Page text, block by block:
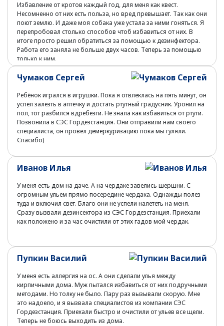
Избавление от кротов каждый год, для меня как квест.
Несомненно от них есть польза, но вред превышает. Так как они
поют землю. И даже моя собака уже устала за ними гоняться. Я
перепробовал столько способов чтоб избавиться от них. В
итоге просто решил обратиться за помощью к дезинфектора.
Работа его заняла не больше двух часов. Теперь за помощью
только к ним.
Чумаков Сергей
Ребёнок игрался в игрушки. Пока я отвлеклась на пять минут, он
успел залезть в аптечку и достать ртутный градусник. Уронил на
пол, тот разбился вдребезги. Не знала как избавиться от ртути.
Позвонила в СЭС Гордезстанция. Они отправили нам своего
специалиста, он провел демеркуризацию пока мы гуляли.
Спасибо)
Иванов Илья
У меня есть дом на даче. А на чердаке завелись шершни. С
огромным ульем прямо посередине чердака. Однажды полез
туда и включил свет. Благо они не успели налететь на меня.
Сразу вызвали дезинсектора из СЭС Гордезстанция. Приехали
как положено и за час очистили от этих гадов мой чердак.
Пупкин Василий
У меня есть аллергия на ос. А они сделали улья между
кирпичными дома. Муж пытался избавиться от них подручными
методами. Но толку не было. Пару раз вызывали скорую. Мне
это надоело, и я вызвала специалистов из компании СЭС
Гордезстанция. Приехали быстро и очистили от ульев все щели.
Теперь не боюсь выходить из дома.